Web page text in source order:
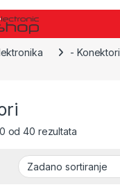
- Konektori
od 40 rezultata